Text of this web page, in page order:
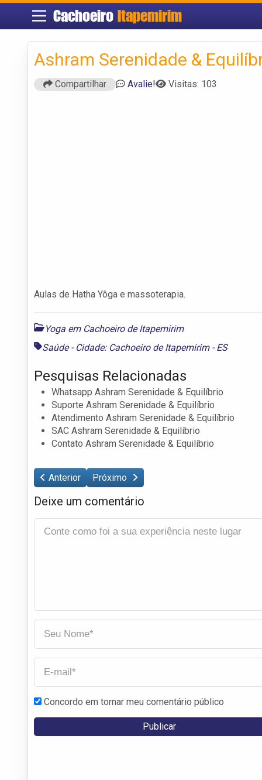
Cachoeiro Itapemirim
Ashram Serenidade &
Compartilhar Avalie! Visitas: 103
Aulas de Hatha Yôga e massoterapia.
Yoga em Cachoeiro de Itapemirim
Saúde - Cidade: Cachoeiro de Itapemirim - ES
Pesquisas Relacionadas
Whatsapp Ashram Serenidade & Equilíbrio
Suporte Ashram Serenidade & Equilíbrio
Atendimento Ashram Serenidade & Equilíbrio
SAC Ashram Serenidade & Equilíbrio
Contato Ashram Serenidade & Equilíbrio
Anterior Próximo
Deixe um comentário
Concordo em tornar meu comentário público